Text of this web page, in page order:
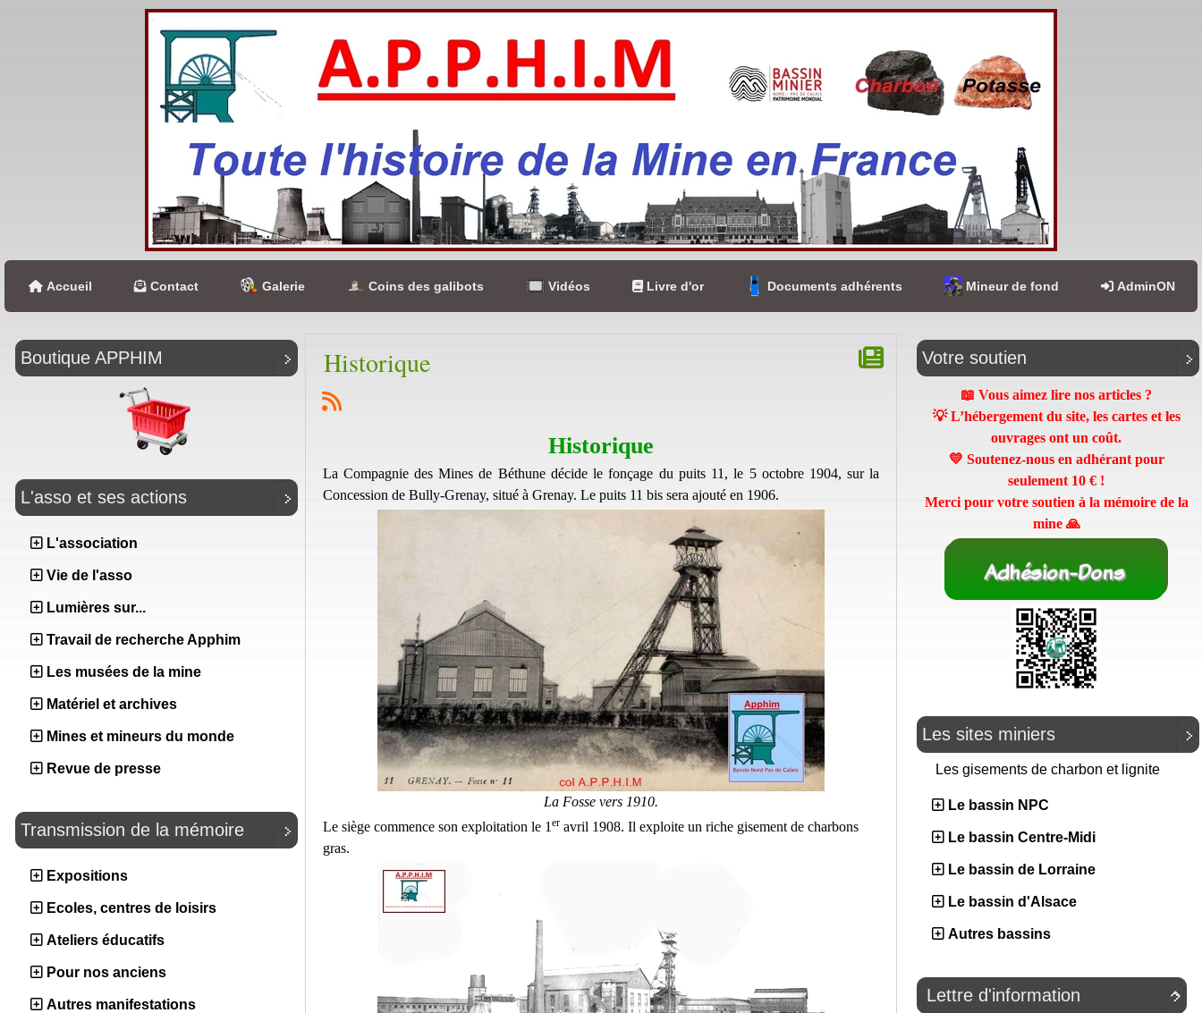
Accueil Contact Galerie Coins des galibots Vidéos Livre d'or Documents adhérents Mineur de fond AdminON
Boutique APPHIM
L'asso et ses actions
L'association
Vie de l'asso
Lumières sur...
Travail de recherche Apphim
Les musées de la mine
Matériel et archives
Mines et mineurs du monde
Revue de presse
Transmission de la mémoire
Expositions
Ecoles, centres de loisirs
Ateliers éducatifs
Pour nos anciens
Autres manifestations
Historique
Historique
La Compagnie des Mines de Béthune décide le fonçage du puits 11, le 5 octobre 1904, sur la
Concession de Bully-Grenay, situé à Grenay. Le puits 11 bis sera ajouté en 1906.
La Fosse vers 1910.
Le siège commence son exploitation le 1 eravril 1908. Il exploite un riche gisement de charbons
gras.
Votre soutien
📖 Vous aimez lire nos articles ?
💡 L’hébergement du site, les cartes et les
ouvrages ont un coût.
💛 Soutenez-nous en adhérant pour
seulement 10 € !
Merci pour votre soutien à la mémoire de la
mine 🙏
Les sites miniers
Les gisements de charbon et lignite
Le bassin NPC
Le bassin Centre-Midi
Le bassin de Lorraine
Le bassin d'Alsace
Autres bassins

Lettre d'information